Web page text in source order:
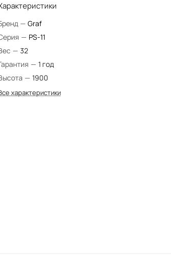
— Graf
— PS-11
— 32
— 1 год
— 1900
характеристики